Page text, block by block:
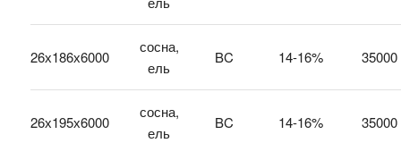
26х186х6000
сосна,
ель
BC 14-16% 35000
26х195х6000
сосна,
ель
BC 14-16% 35000